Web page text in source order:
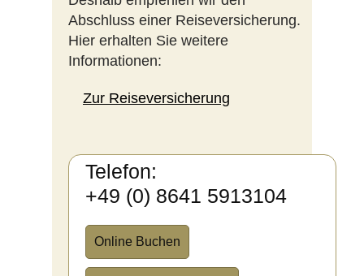
Abschluss einer Reiseversicherung.
Hier erhalten Sie weitere
Informationen:
Zur Reiseversicherung
Telefon:
+49 (0) 8641 5913104
Online Buchen